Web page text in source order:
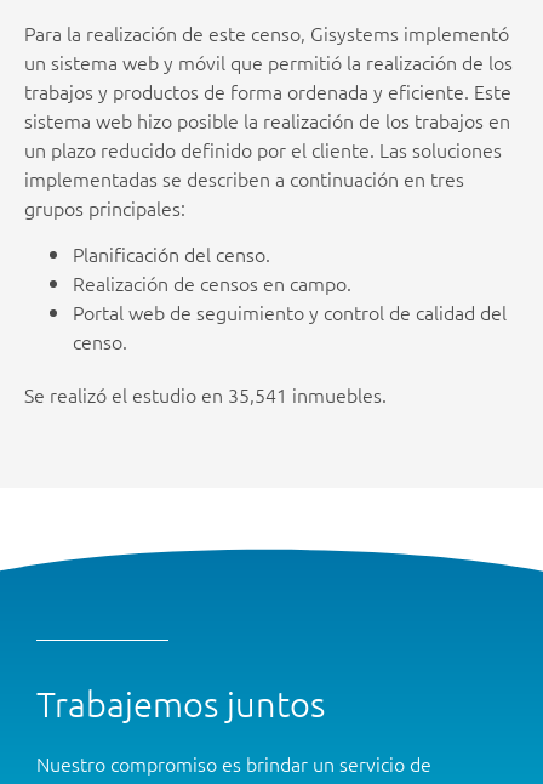
Para la realización de este censo, Gisystems implementó
un sistema web y móvil que permitió la realización de los
trabajos y productos de forma ordenada y eficiente. Este
sistema web hizo posible la realización de los trabajos en
un plazo reducido definido por el cliente. Las soluciones
implementadas se describen a continuación en tres
grupos principales:
Planificación del censo.
Realización de censos en campo.
Portal web de seguimiento y control de calidad del
censo.
Se realizó el estudio en 35,541 inmuebles.
Trabajemos juntos
Nuestro compromiso es brindar un servicio de